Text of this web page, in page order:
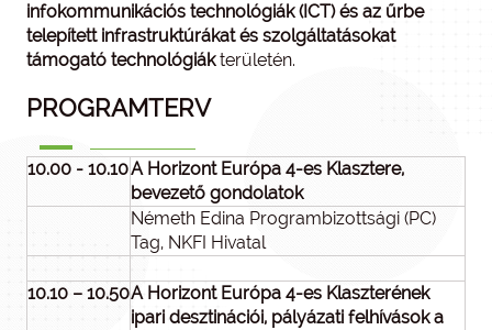
infokommunikációs technológiák (ICT) és az űrbe
telepített infrastruktúrákat és szolgáltatásokat
támogató technológiákterületén.
PROGRAMTERV
10.00 - 10.10A Horizont Európa 4-es Klasztere,
bevezető gondolatok
Németh Edina Programbizottsági (PC)
Tag, NKFI Hivatal
10.10 – 10.50A Horizont Európa 4-es Klaszterének
ipari desztinációi, pályázati felhívások a